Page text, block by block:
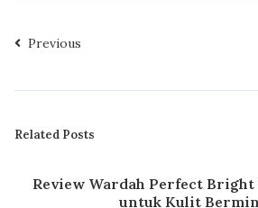
Previous
Related Posts
Review Wardah Perfect
untuk Kulit